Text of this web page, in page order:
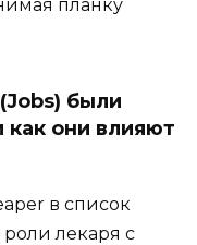
планку
были
они влияют
в список
роли лекаря с